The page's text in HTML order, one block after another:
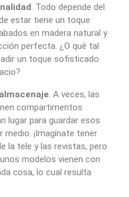
. Todo depende del
estar tiene un toque
en madera natural y
perfecta. ¿O qué tal
un toque sofisticado
almacenaje. A veces, las
compartimentos
lugar para guardar esos
¡Imagínate tener
la tele y las revistas, pero
modelos vienen con
cosa, lo cual resulta